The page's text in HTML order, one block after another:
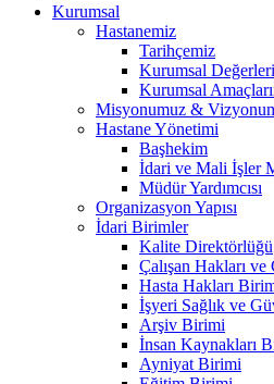
Kurumsal
Hastanemiz
Tarihçemiz
Kurumsal
Kurumsal
Misyonumuz &
Hastane Yönetimi
Başhekim
İdari ve Mali İşler
Müdür Yardımcısı
Organizasyon Yapısı
İdari Birimler
Kalite Direktörlüğü
Çalışan Hakları
Hasta Hakları
İşyeri Sağlık ve
Arşiv Birimi
İnsan Kaynakları
Ayniyat Birimi